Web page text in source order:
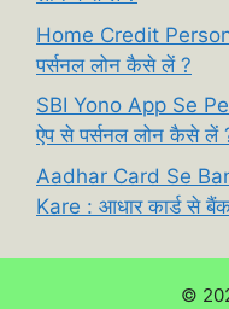
Home Credit
पर्सनल लोन कैसे लें ?
SBI Yono App Se
ऐप से पर्सनल लोन कैसे लें
Aadhar Card Se
Kare : आधार कार्ड से
©